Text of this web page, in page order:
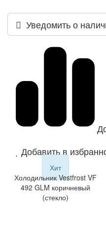
Уведомить о
Добавить в
Хит
Холодильник Vestfrost VF
492 GLM коричневый
(стекло)